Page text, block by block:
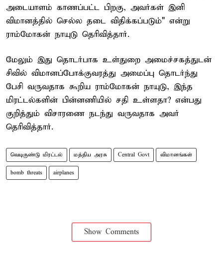
அடையாளம் காணப்பட்ட பிறகு, அவர்கள் இனி
விமானத்தில் செல்ல தடை விதிக்கப்படும்" என்று
ராம்மோகன் நாயுடு தெரிவித்தார்.
மேலும் இது தொடர்பாக உள்துறை அமைச்சகத்துடன்
சிவில் விமானப்போக்குவரத்து அமைப்பு தொடர்ந்து
பேசி வருவதாக கூறிய ராம்மோகன் நாயுடு, இந்த
மிரட்டல்களின் பின்னணியில் சதி உள்ளதா? என்பது
குறித்தும் விசாரணை நடந்து வருவதாக அவர்
தெரிவித்தார்.
வெடிகுண்டு மிரட்டல் மத்திய அரசு Central Govt விமானங்கள்
bomb threats airplanes
Show Comments